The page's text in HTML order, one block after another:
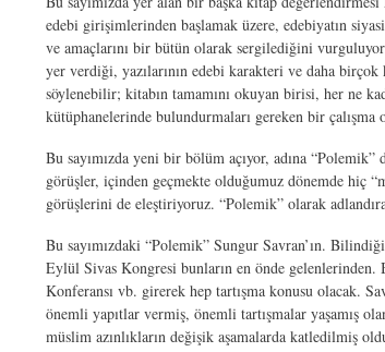
edebi girişimlerinden başlamak üzere, edebiyatın
ve amaçlarını bir bütün olarak sergilediğini
yer verdiği, yazılarının edebi karakteri ve daha
söylenebilir; kitabın tamamını okuyan birisi, her ne
kütüphanelerinde bulundurmaları gereken bir
Bu sayımızda yeni bir bölüm açıyor, adına
görüşler, içinden geçmekte olduğumuz dönemde hiç
görüşlerini de eleştiriyoruz. “Polemik” olarak
Bu sayımızdaki “Polemik” Sungur Savran’ın.
Eylül Sivas Kongresi bunların en önde gelenlerinden.
Konferansı vb. girerek hep tartışma konusu olacak.
önemli yapıtlar vermiş, önemli tartışmalar yaşamış
müslim azınlıkların değişik aşamalarda katledilmiş